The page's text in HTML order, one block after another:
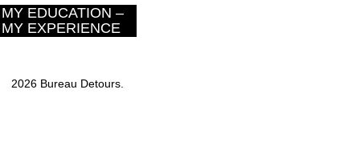
MY EDUCATION –
MY EXPERIENCE
2026 Bureau Detours.